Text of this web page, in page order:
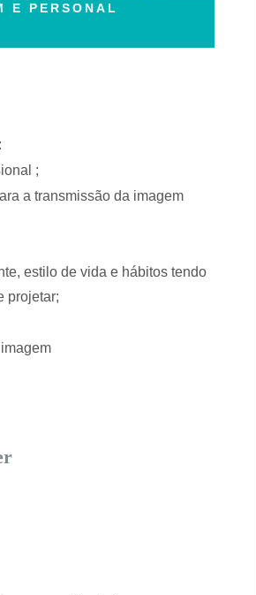
E PERSONAL
;
a transmissão da imagem
estilo de vida e hábitos tendo
projetar;